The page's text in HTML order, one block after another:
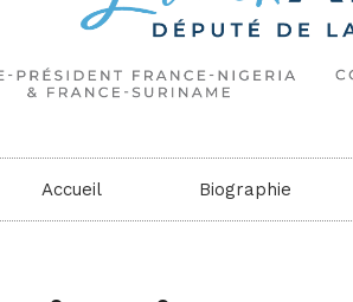
Accueil Biographie